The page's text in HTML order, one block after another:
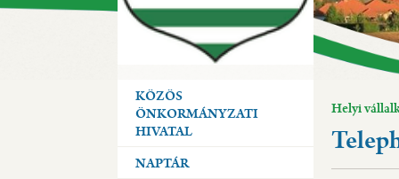
KÖZÖS
ÖNKORMÁNYZATI
HIVATAL
NAPTÁR
Helyi